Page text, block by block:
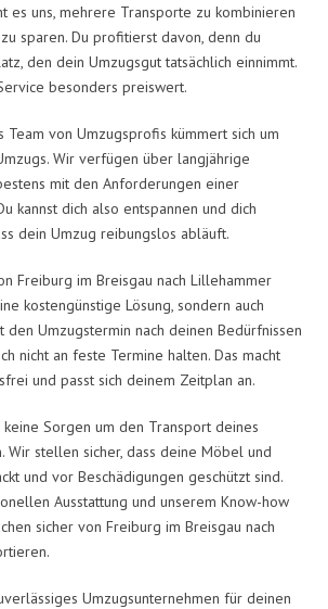
es uns, mehrere Transporte zu kombinieren
sparen. Du profitierst davon, denn du
den dein Umzugsgut tatsächlich einnimmt.
besonders preiswert.
Team von Umzugsprofis kümmert sich um
Wir verfügen über langjährige
mit den Anforderungen einer
kannst dich also entspannen und dich
dein Umzug reibungslos abläuft.
Freiburg im Breisgau nach Lillehammer
kostengünstige Lösung, sondern auch
den Umzugstermin nach deinen Bedürfnissen
nicht an feste Termine halten. Das macht
und passt sich deinem Zeitplan an.
keine Sorgen um den Transport deines
Wir stellen sicher, dass deine Möbel und
und vor Beschädigungen geschützt sind.
Ausstattung und unserem Know-how
sicher von Freiburg im Breisgau nach
Umzugsunternehmen für deinen